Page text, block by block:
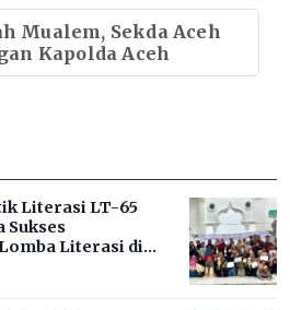
Mualem, Sekda Aceh
Kapolda Aceh
Literasi LT-65
Sukses
Literasi di